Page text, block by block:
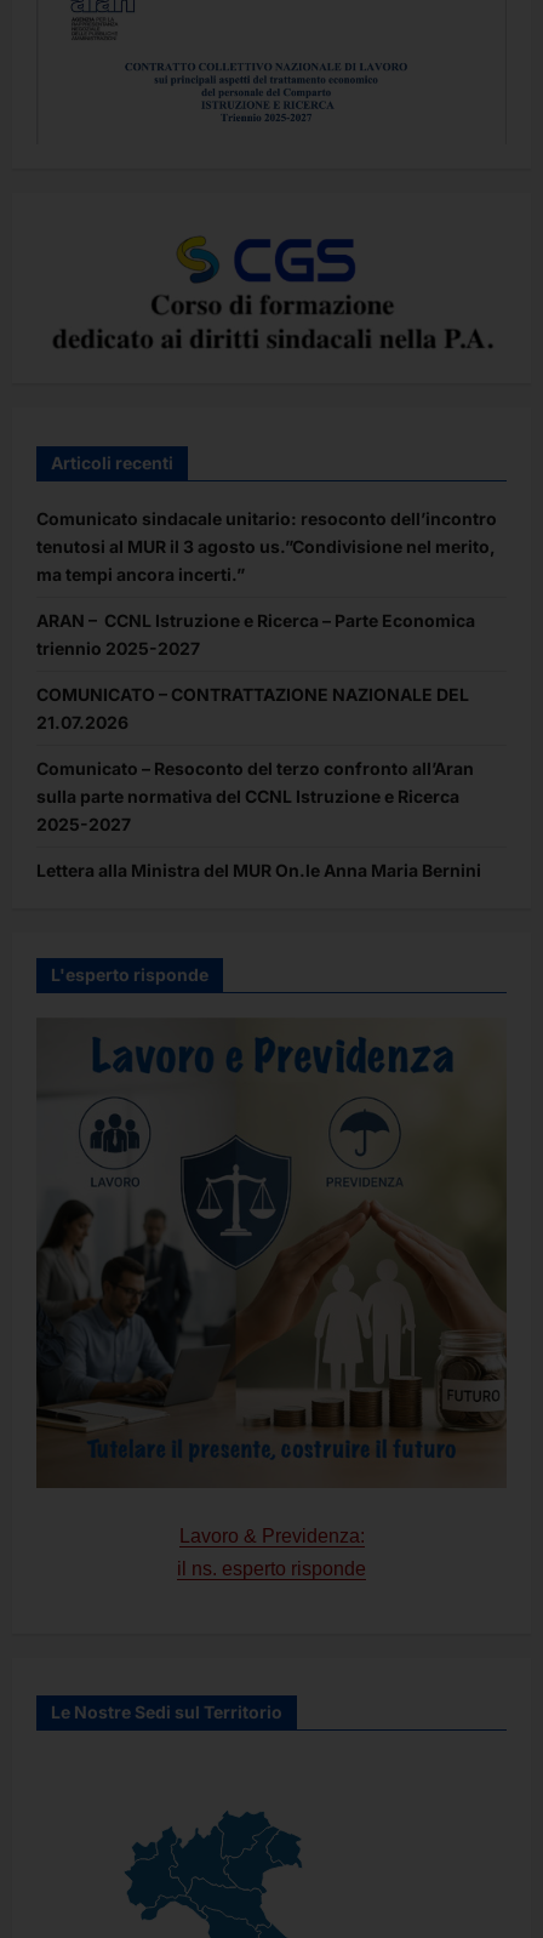
Articoli recenti
Comunicato sindacale unitario: resoconto dell’incontro
tenutosi al MUR il 3 agosto us.”Condivisione nel merito,
ma tempi ancora incerti.”
ARAN – CCNL Istruzione e Ricerca – Parte Economica
triennio 2025-2027
COMUNICATO – CONTRATTAZIONE NAZIONALE DEL
21.07.2026
Comunicato – Resoconto del terzo confronto all’Aran
sulla parte normativa del CCNL Istruzione e Ricerca
2025-2027
Lettera alla Ministra del MUR On.le Anna Maria Bernini
L'esperto risponde
Lavoro & Previdenza:
il ns. esperto risponde
Le Nostre Sedi sul Territorio